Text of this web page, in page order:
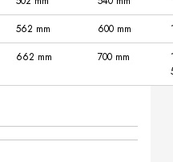
562 mm 600 mm
662 mm 700 mm